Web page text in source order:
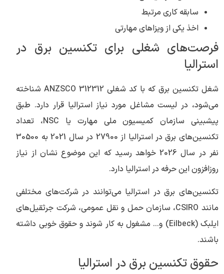
سابقه کاری مرتبط
اخذ یکی از ویزاهای مهارتی
فرصت‌های شغلی برای تکنسین برق در
استرالیا
شغل تکنسین برق که با کد شغلی 312312 ANZSCO شناخته
می‌شود، در لیست مشاغل مورد نیاز استرالیا قرار دارد. طبق
پیشبینی سازمان کمیسیون ملی مهارت یا NSC، تعداد
تکنسین‌های برق در استرالیا از 27900 در سال 2021 به 30500
نفر در سال 2026 خواهد رسید که این موضوع نشان از نیاز
روزافزون این حرفه در استرالیا دارد.
تکنسین‌های برق در استرالیا می‌توانند در شرکت‌های مختلفی
مانند CSIRO، سازمان حمل و نقل عمومی، شرکت جرثقیل‌های
ایلبک (Eilbeck) و… مشغول به کار شوند و حقوق خوبی داشته
باشند.
حقوق تکنسین برق در استرالیا